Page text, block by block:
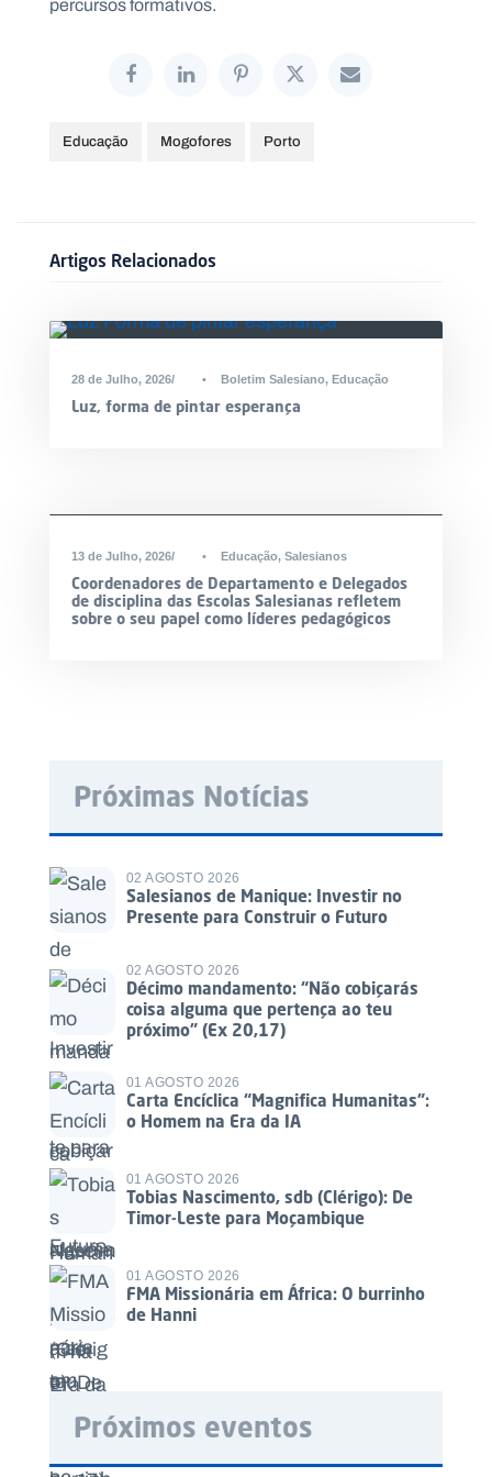
Educação Mogofores Porto
Artigos Relacionados
28 de Julho, 2026 • Boletim Salesiano, Educação
Luz, forma de pintar esperança
13 de Julho, 2026 • Educação, Salesianos
Coordenadores de Departamento e Delegados
de disciplina das Escolas Salesianas refletem
sobre o seu papel como líderes pedagógicos
Próximas Notícias
02 AGOSTO 2026
Salesianos de Manique: Investir no
Presente para Construir o Futuro
02 AGOSTO 2026
Décimo mandamento: “Não cobiçarás
coisa alguma que pertença ao teu
próximo” (Ex 20,17)
01 AGOSTO 2026
Carta Encíclica “Magnifica Humanitas”:
o Homem na Era da IA
01 AGOSTO 2026
Tobias Nascimento, sdb (Clérigo): De
Timor-Leste para Moçambique
01 AGOSTO 2026
FMA Missionária em África: O burrinho
de Hanni
Próximos eventos